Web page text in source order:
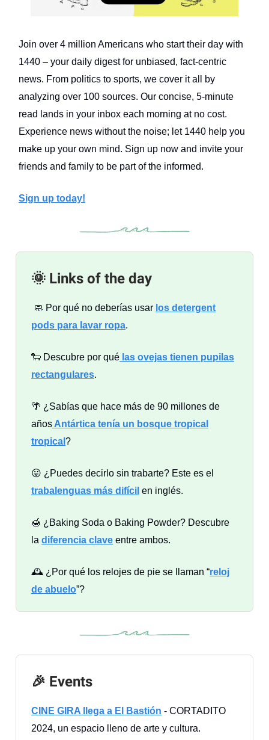
Join over 4 million Americans who start their day with
1440 – your daily digest for unbiased, fact-centric
news. From politics to sports, we cover it all by
analyzing over 100 sources. Our concise, 5-minute
read lands in your inbox each morning at no cost.
Experience news without the noise; let 1440 help you
make up your own mind. Sign up now and invite your
friends and family to be part of the informed.
Sign up today!
🌞 Links of the day
🧼 Por qué no deberías usar los detergent
pods para lavar ropa.
🐑 Descubre por qué las ovejas tienen pupilas
rectangulares.
🌴 ¿Sabías que hace más de 90 millones de
años Antártica tenía un bosque tropical
tropical ?
😛 ¿Puedes decirlo sin trabarte? Este es el
trabalenguas más difícil en inglés.
🍯 ¿Baking Soda o Baking Powder? Descubre
la diferencia clave entre ambos.
🕰️ ¿Por qué los relojes de pie se llaman “reloj
de abuelo”?
🎉 Events
CINE GIRA llega a El Bastión - CORTADITO
2024, un espacio lleno de arte y cultura.